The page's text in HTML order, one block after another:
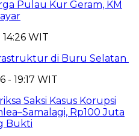
Pulau Kur Geram, KM
WIT
di Buru Selatan
- 19:17 WIT
Saksi Kasus Korupsi
Rp100 Juta
Bukti